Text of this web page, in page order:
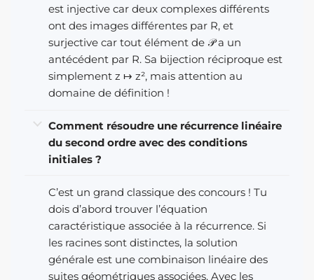
est injective car deux complexes différents
ont des images différentes par R, et
surjective car tout élément de 𝒫 a un
antécédent par R. Sa bijection réciproque est
simplement z ↦ z², mais attention au
domaine de définition !
Comment résoudre une récurrence linéaire
du second ordre avec des conditions
initiales ?
C’est un grand classique des concours ! Tu
dois d’abord trouver l’équation
caractéristique associée à la récurrence. Si
les racines sont distinctes, la solution
générale est une combinaison linéaire des
suites géométriques associées. Avec les